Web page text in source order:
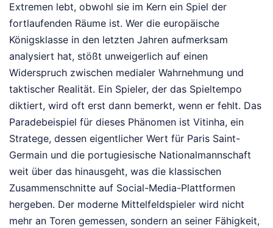
Extremen lebt, obwohl sie im Kern ein Spiel der
fortlaufenden Räume ist. Wer die europäische
Königsklasse in den letzten Jahren aufmerksam
analysiert hat, stößt unweigerlich auf einen
Widerspruch zwischen medialer Wahrnehmung und
taktischer Realität. Ein Spieler, der das Spieltempo
diktiert, wird oft erst dann bemerkt, wenn er fehlt. Das
Paradebeispiel für dieses Phänomen ist Vitinha, ein
Stratege, dessen eigentlicher Wert für Paris Saint-
Germain und die portugiesische Nationalmannschaft
weit über das hinausgeht, was die klassischen
Zusammenschnitte auf Social-Media-Plattformen
hergeben. Der moderne Mittelfeldspieler wird nicht
mehr an Toren gemessen, sondern an seiner Fähigkeit,